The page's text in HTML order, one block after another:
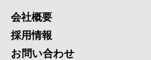
会社概要
採用情報
お問い合わせ